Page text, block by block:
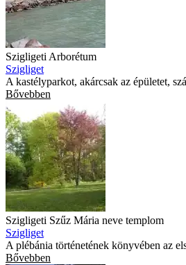
Szigligeti Arborétum
Szigliget
A kastélyparkot, akárcsak az épületet,
Bővebben
Szigligeti Szűz Mária neve templom
Szigliget
A plébánia történetének könyvében az
Bővebben